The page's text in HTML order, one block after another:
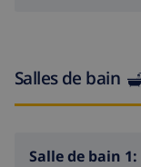
Salles de bain
Salle de bain 1: